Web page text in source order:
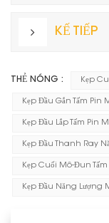
KẾ TIẾP
THẺ NÓNG : Kẹp
Kẹp Đầu Gắn Tấm Pin
Kẹp Đầu Lắp Tấm Pin
Kẹp Đầu Thanh Ray
Kẹp Cuối Mô-Đun Tấm
Kẹp Đầu Năng Lượng